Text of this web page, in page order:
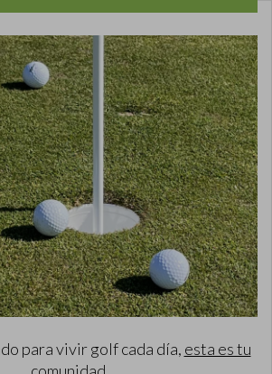
para vivir golf cada día, esta es tu